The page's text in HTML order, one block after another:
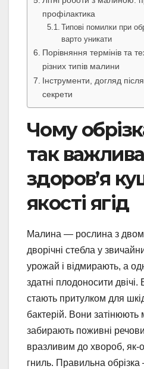
профілактика
Типові помилки при
варто уникати
Порівняння термінів та
різних типів малини
Інструменти, догляд
секрети
Чому
так
здоров’я
якості ягід
Малина — рослина з
дворічні стебла у
урожай і відмирають, а
здатні плодоносити двічі.
стають притулком для
бактерій. Вони затінюють
забирають поживні
вразливим до хвороб, як-
гниль. Правильна